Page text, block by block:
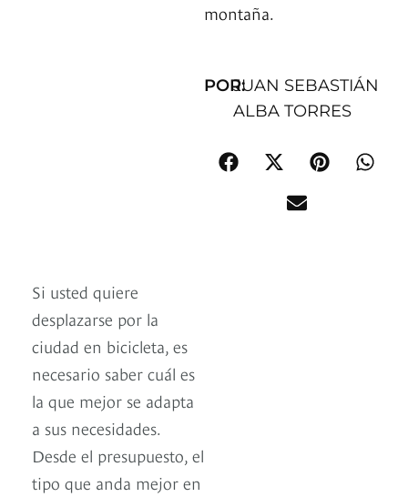
montaña.
POR:JUAN SEBASTIÁN
ALBA TORRES
Si usted quiere
desplazarse por la
ciudad en bicicleta, es
necesario saber cuál es
la que mejor se adapta
a sus necesidades.
Desde el presupuesto, el
tipo que anda mejor en